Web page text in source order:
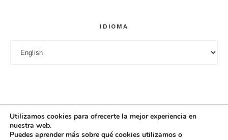
IDIOMA
Utilizamos cookies para ofrecerte la mejor experiencia en
nuestra web.
Puedes aprender más sobre qué cookies utilizamos o